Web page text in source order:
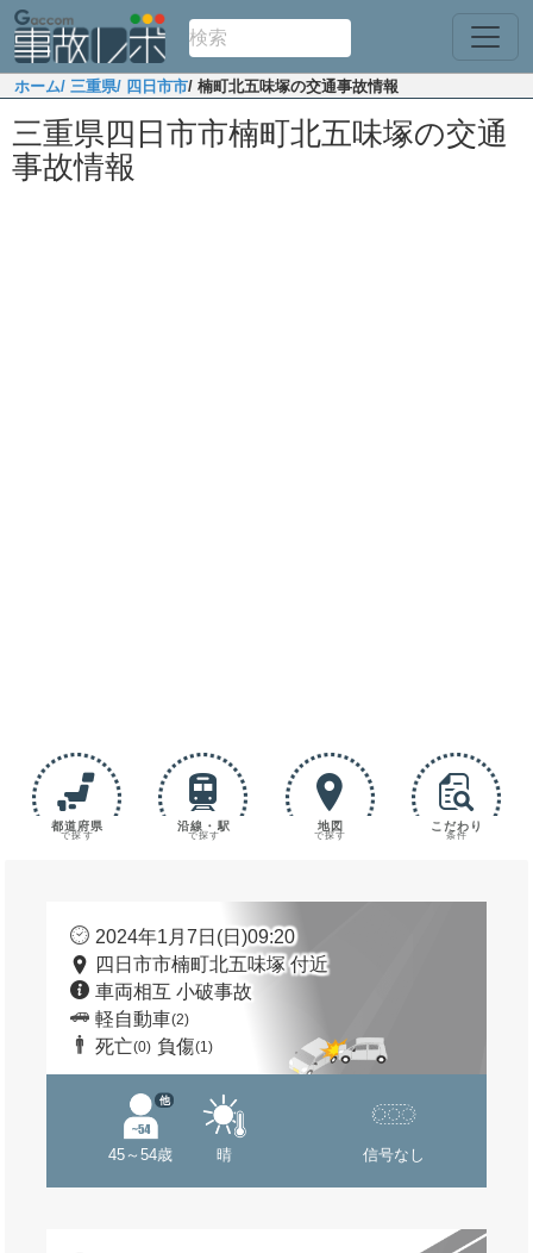
ホーム/ 三重県/ 四日市市/ 楠町北五味塚の交通事故情報
三重県四日市市楠町北五味塚の交通
事故情報
都道府県
で探す
沿線・駅
で探す
地図
で探す
こだわり
条件
2024年1月7日(日)09:20
四日市市楠町北五味塚 付近
車両相互 小破事故
軽自動車(2)
死亡(0) 負傷(1)
45～54歳
他
晴 信号なし